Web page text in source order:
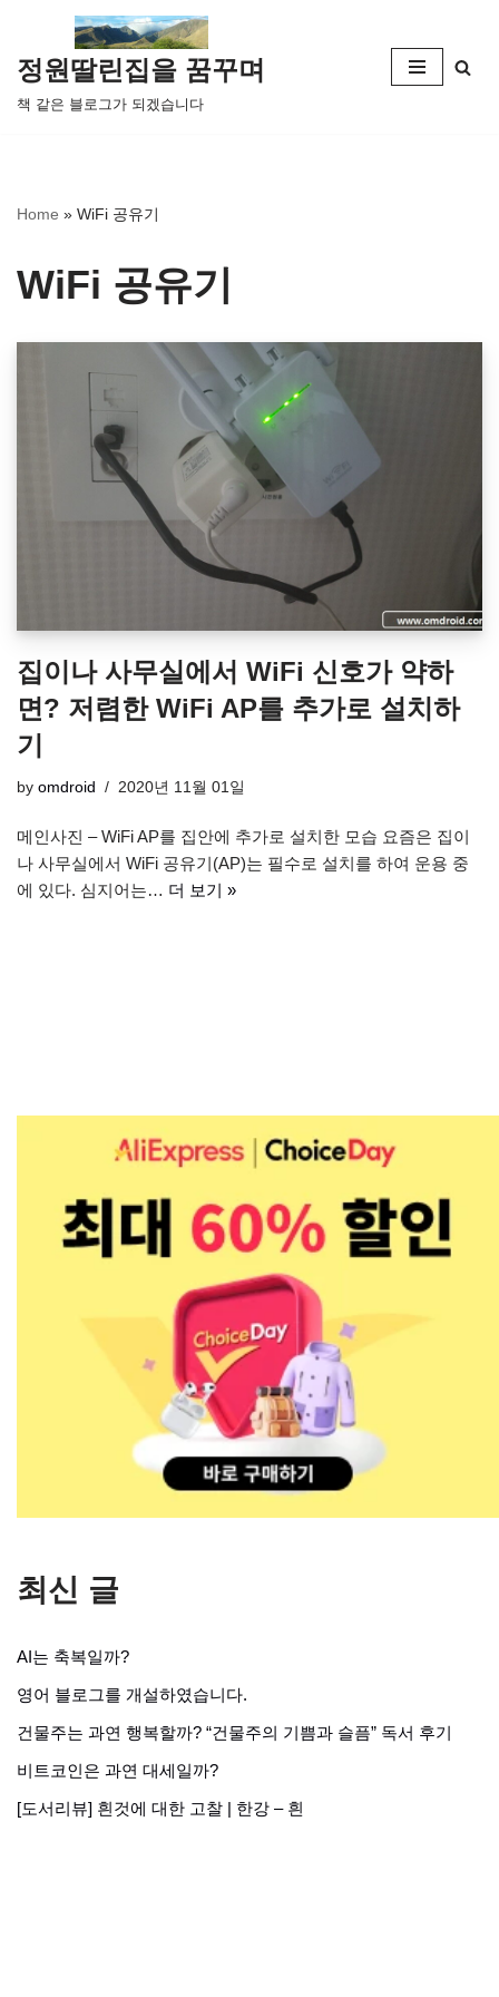
콘
텐
츠
뛰
정원딸린집을 꿈꾸며
책 같은 블로그가 되겠습니다
Home » WiFi 공유기
WiFi 공유기
집이나 사무실에서 WiFi 신호가 약하
면? 저렴한 WiFi AP를 추가로 설치하
기
by omdroid 2020년 11월 01일
메인사진 – WiFi AP를 집안에 추가로 설치한 모습 요즘은 집이
나 사무실에서 WiFi 공유기(AP)는 필수로 설치를 하여 운용 중
에 있다. 심지어는… 더 보기 »
최신 글
AI는 축복일까?
영어 블로그를 개설하였습니다.
건물주는 과연 행복할까? “건물주의 기쁨과 슬픔” 독서 후기
비트코인은 과연 대세일까?
[도서리뷰] 흰것에 대한 고찰 | 한강 – 흰